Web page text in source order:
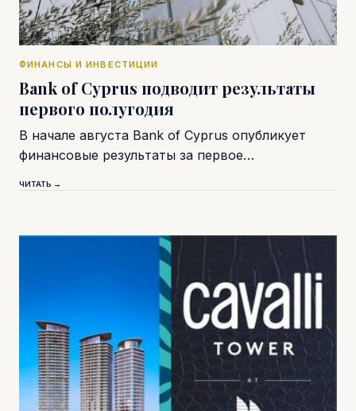
ФИНАНСЫ И ИНВЕСТИЦИИ
Bank of Cyprus подводит результаты
первого полугодия
В начале августа Bank of Cyprus опубликует
финансовые результаты за первое…
ЧИТАТЬ →